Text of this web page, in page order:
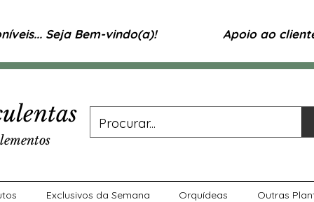
Seja Bem-vindo(a)! Apoio ao
Exclusivos da Semana Orquídeas Outras